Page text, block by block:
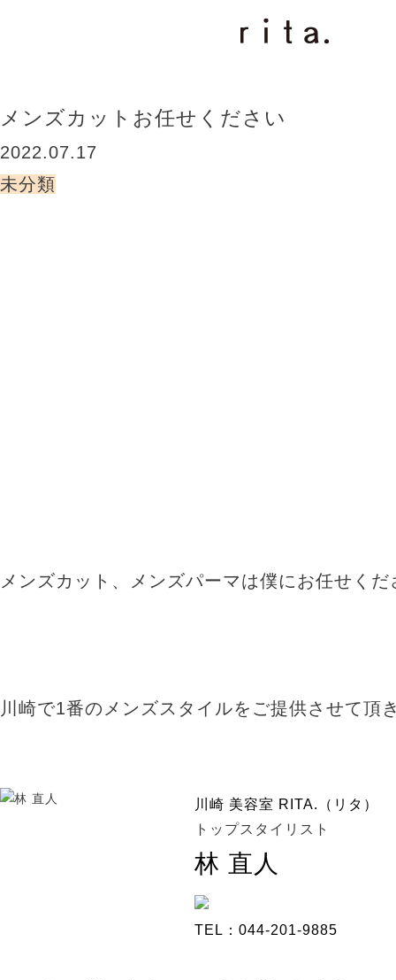
BLOG
メンズカットお任せください
2022.07.17
未分類
メンズカット、メンズパーマは僕にお任せく
川崎で1番のメンズスタイルをご提供させて頂
川崎 美容室 RITA.（リタ）
トップスタイリスト
林 直人
TEL：044-201-9885